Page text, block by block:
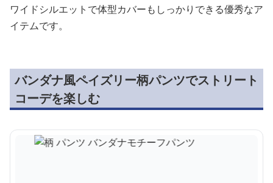
ワイドシルエットで体型カバーもしっかりできる優秀なア
イテムです。
バンダナ風ペイズリー柄パンツでストリート
コーデを楽しむ